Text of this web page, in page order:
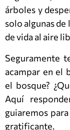
árboles y
solo algunas
de vida al aire
Seguramente
acampar en el
el bosque?
Aquí
guiaremos
gratificante.